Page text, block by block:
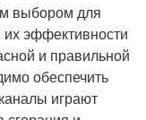
выбором для
эффективности
и правильной
обеспечить
играют